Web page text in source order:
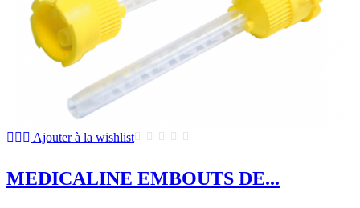
Ajouter à la wishlist
MEDICALINE EMBOUTS DE...